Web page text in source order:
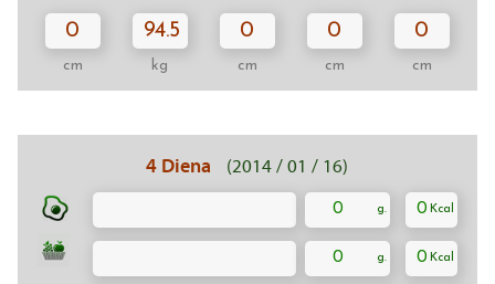
0
cm
94.5
kg
0
cm
0
cm
0
cm
4 Diena (2014 / 01 / 16)
0 0
0 0